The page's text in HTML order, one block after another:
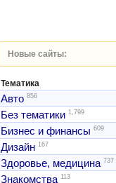
Новые сайты:
Тематика
Авто 856
Без тематики 1,799
Бизнес и финансы 609
Дизайн 167
Здоровье, медицина 737
Знакомства 113